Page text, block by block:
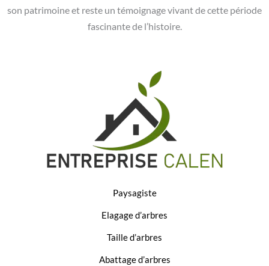
son patrimoine et reste un témoignage vivant de cette période
fascinante de l’histoire.
Paysagiste
Elagage d’arbres
Taille d’arbres
Abattage d’arbres